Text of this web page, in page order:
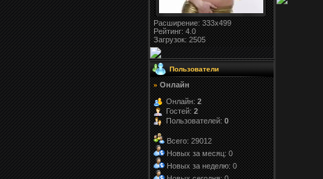
Расширение: 333x499
Рейтинг:4.0
Загрузок: 2505
Пользователи
» Онлайн
Онлайн:2
Гостей:2
Пользователей:0
Всего: 29012
Новых за месяц: 0
Новых за неделю: 0